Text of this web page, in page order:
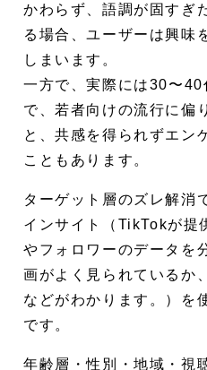
かわらず、語調が固すぎ
る場合、ユーザーは興味
しまいます。
一方で、実際には30〜
で、若者向けの流行に偏
と、共感を得られずエン
こともあります。
ターゲット層のズレ解消
インサイト（TikTokが提
やフォロワーのデータを
画がよく見られているか
などがわかります。）を
です。
年齢層・性別・地域・視